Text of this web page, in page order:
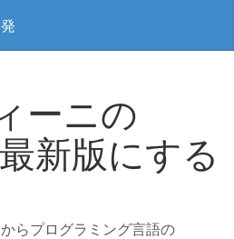
ーニの
新版にする
らプログラミング言語の